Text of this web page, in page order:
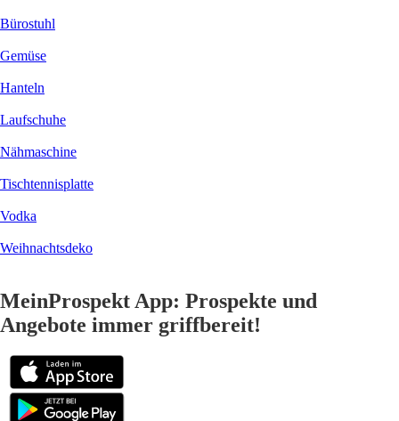
Bürostuhl
Gemüse
Hanteln
Laufschuhe
Nähmaschine
Tischtennisplatte
Vodka
Weihnachtsdeko
MeinProspekt App: Prospekte und
Angebote immer griffbereit!